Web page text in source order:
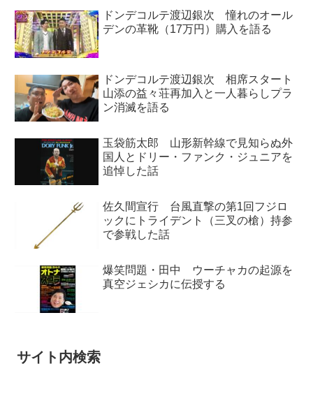
ドンデコルテ渡辺銀次 憧れのオール
デンの革靴（17万円）購入を語る
ドンデコルテ渡辺銀次 相席スタート
山添の益々荘再加入と一人暮らしプラ
ン消滅を語る
玉袋筋太郎 山形新幹線で見知らぬ外
国人とドリー・ファンク・ジュニアを
追悼した話
佐久間宣行 台風直撃の第1回フジロ
ックにトライデント（三叉の槍）持参
で参戦した話
爆笑問題・田中 ウーチャカの起源を
真空ジェシカに伝授する
サイト内検索